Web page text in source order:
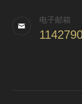
电子邮箱